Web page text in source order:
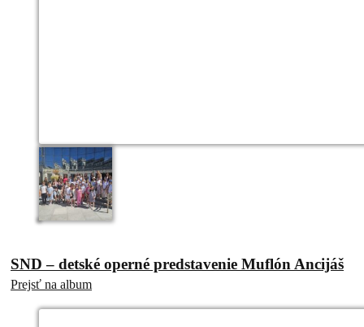
SND – detské operné predstavenie Muflón Ancijáš
Prejsť na album